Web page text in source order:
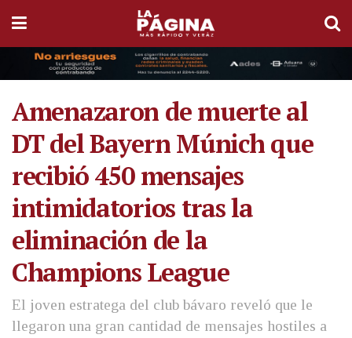
Amenazaron de muerte al
DT del Bayern Múnich que
recibió 450 mensajes
intimidatorios tras la
eliminación de la
Champions League
El joven estratega del club bávaro reveló que le
llegaron una gran cantidad de mensajes hostiles a